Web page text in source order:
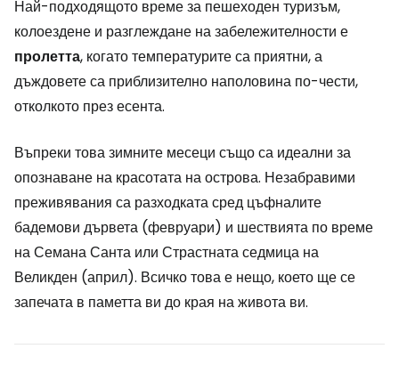
Най-подходящото време за пешеходен туризъм,
колоездене и разглеждане на забележителности е
пролетта, когато температурите са приятни, а
дъждовете са приблизително наполовина по-чести,
отколкото през есента.
Въпреки това зимните месеци също са идеални за
опознаване на красотата на острова. Незабравими
преживявания са разходката сред цъфналите
бадемови дървета (февруари) и шествията по време
на Семана Санта или Страстната седмица на
Великден (април). Всичко това е нещо, което ще се
запечата в паметта ви до края на живота ви.